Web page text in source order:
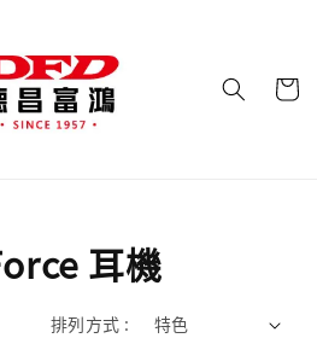
耳機
排列方式 :